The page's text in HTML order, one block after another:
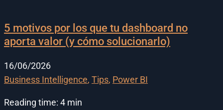
5 motivos por los que tu dashboard no
aporta valor (y cómo solucionarlo)
16/06/2026
Business Intelligence, Tips, Power BI
Reading time: 4 min